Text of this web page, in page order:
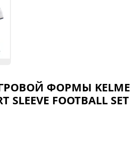
ФОРМЫ KELME
SLEEVE FOOTBALL SET